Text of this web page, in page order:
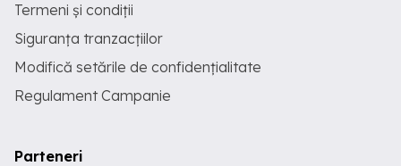
Termeni și condiții
Siguranța tranzacțiilor
Modifică setările de confidențialitate
Regulament Campanie
Parteneri